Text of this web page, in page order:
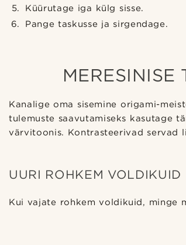
Küürutage iga külg sisse.
Pange taskusse ja sirgendage.
MERESINISE
Kanalige oma sisemine origami-
tulemuste saavutamiseks kasutage
värvitoonis. Kontrasteerivad servad
UURI ROHKEM VOLDIKUID
Kui vajate rohkem voldikuid,